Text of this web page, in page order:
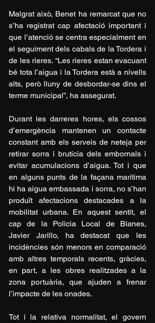
Malgrat això, Benet ha remarcat que no
s’ha registrat cap afectació important i
que l’atenció se centra especialment en
el seguiment dels cabals de la Tordera i
de les rieres. “Les rieres estan evacuant
bé tota l’aigua i la Tordera està a nivells
alts, però lluny de desbordar-se dins el
terme municipal”, ha assegurat.
Durant les darreres hores, els cossos
d’emergència mantenen un contacte
constant amb els serveis de neteja per
retirar sorra i brutícia dels embornals i
evitar acumulacions d’aigua. Tot i que
en alguns punts de la façana marítima
hi ha aigua embassada i sorra, no s’han
produït afectacions destacades a la
mobilitat urbana. En aquest sentit, el
cap de la Policia Local de Blanes,
Javier Jarillo, ha destacat que les
incidències són menors en comparació
amb altres temporals recents, gràcies,
en part, a les obres realitzades a la
zona portuària, que ajuden a frenar
l’impacte de les onades.
Tot i la relativa normalitat, el govern